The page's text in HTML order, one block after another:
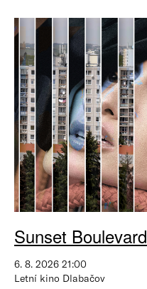
Sunset Boulevard
6. 8. 2026 21:00
Letní kino Dlabačov